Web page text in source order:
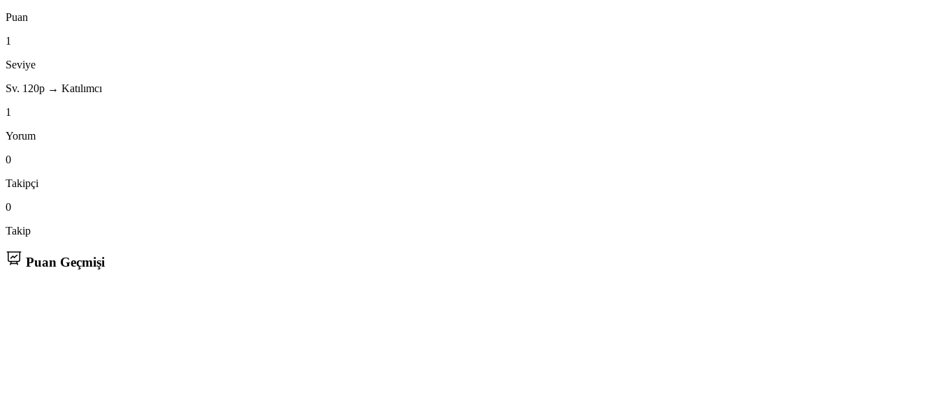
Puan
1
Seviye
Sv. 1 20p → Katılımcı
1
Yorum
0
Takipçi
0
Takip
Puan Geçmişi